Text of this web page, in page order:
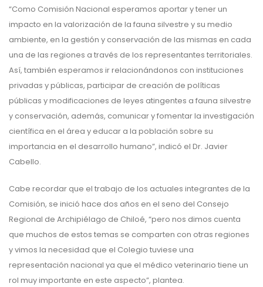
“Como Comisión Nacional esperamos aportar y tener un
impacto en la valorización de la fauna silvestre y su medio
ambiente, en la gestión y conservación de las mismas en cada
una de las regiones a través de los representantes territoriales.
Así, también esperamos ir relacionándonos con instituciones
privadas y públicas, participar de creación de políticas
públicas y modificaciones de leyes atingentes a fauna silvestre
y conservación, además, comunicar y fomentar la investigación
científica en el área y educar a la población sobre su
importancia en el desarrollo humano”, indicó el Dr. Javier
Cabello.
Cabe recordar que el trabajo de los actuales integrantes de la
Comisión, se inició hace dos años en el seno del Consejo
Regional de Archipiélago de Chiloé, “pero nos dimos cuenta
que muchos de estos temas se comparten con otras regiones
y vimos la necesidad que el Colegio tuviese una
representación nacional ya que el médico veterinario tiene un
rol muy importante en este aspecto”, plantea.